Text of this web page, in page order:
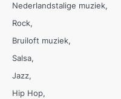
Nederlandstalige muziek
Rock
Bruiloft muziek
Salsa
Jazz
Hip Hop